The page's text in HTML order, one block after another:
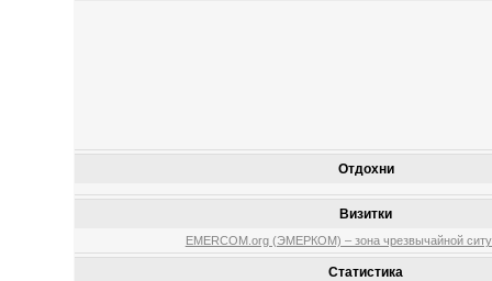
Отдохни
Визитки
EMERCOM.org (ЭМЕРКОМ) – зона чрезвычайной
Статистика